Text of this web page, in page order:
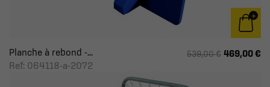
Planche à rebond -...
Ref: 064118-a-2072
539,00 € 469,00 €